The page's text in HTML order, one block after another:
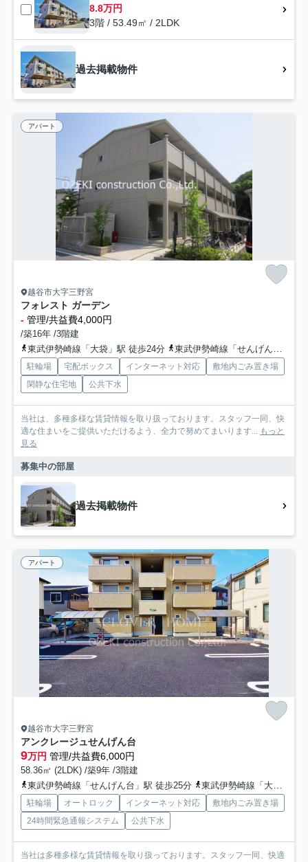
8.8万円
3階 / 53.49㎡ / 2LDK
過去掲載物件
アパート
越谷市大字三野宮
フォレスト ガーデン
- 管理/共益費4,000円
/築16年 /3階建
東武伊勢崎線「大袋」駅 徒歩24分
東武伊勢崎線「せんげん台」駅 徒歩29分
駐輪場 宅配ボックス インターネット対応
敷地内ごみ置き場
閑静な住宅地
公共下水
当社は、多種多様な賃貸情報を取り扱っております。スタッフ一同、快
適な住まいをご提供いただけるよう、全力で努めてまいります... もっと
見る
募集中の部屋
過去掲載物件
アパート
越谷市大字三野宮
アンクレージュせんげん台
9万円 管理/共益費6,000円
58.36㎡ (2LDK) /築9年 /3階建
東武伊勢崎線「せんげん台」駅 徒歩25分
東武伊勢崎線「大袋」駅 徒歩23分
駐輪場 オートロック インターネット対応
敷地内ごみ置き場
24時間緊急通報システム
公共下水
当社は多種多様な賃貸情報を取り扱っております。スタッフ一同、快適